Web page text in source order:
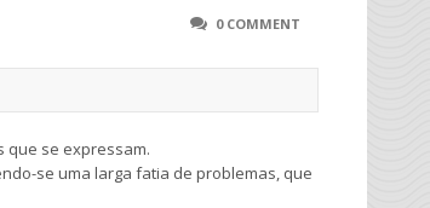
0 COMMENT
que se expressam.
se uma larga fatia de problemas, que